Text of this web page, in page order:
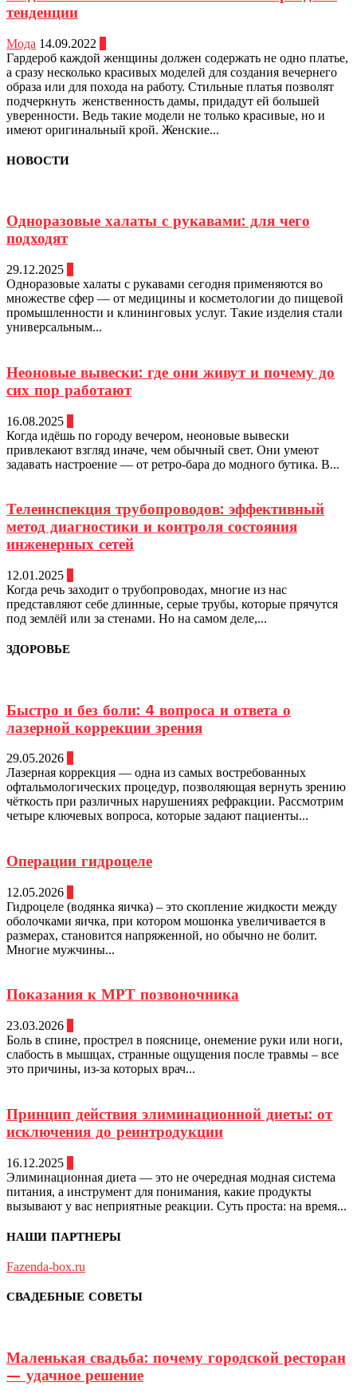
тенденции
Мода 14.09.2022
Гардероб каждой женщины должен содержать не одно платье,
а сразу несколько красивых моделей для создания вечернего
образа или для похода на работу. Стильные платья позволят
подчеркнуть женственность дамы, придадут ей большей
уверенности. Ведь такие модели не только красивые, но и
имеют оригинальный крой. Женские...
НОВОСТИ
Одноразовые халаты с рукавами: для чего
подходят
29.12.2025
Одноразовые халаты с рукавами сегодня применяются во
множестве сфер — от медицины и косметологии до пищевой
промышленности и клининговых услуг. Такие изделия стали
универсальным...
Неоновые вывески: где они живут и почему до
сих пор работают
16.08.2025
Когда идёшь по городу вечером, неоновые вывески
привлекают взгляд иначе, чем обычный свет. Они умеют
задавать настроение — от ретро-бара до модного бутика. В...
Телеинспекция трубопроводов: эффективный
метод диагностики и контроля состояния
инженерных сетей
12.01.2025
Когда речь заходит о трубопроводах, многие из нас
представляют себе длинные, серые трубы, которые прячутся
под землёй или за стенами. Но на самом деле,...
ЗДОРОВЬЕ
Быстро и без боли: 4 вопроса и ответа о
лазерной коррекции зрения
29.05.2026
Лазерная коррекция — одна из самых востребованных
офтальмологических процедур, позволяющая вернуть зрению
чёткость при различных нарушениях рефракции. Рассмотрим
четыре ключевых вопроса, которые задают пациенты...
Операции гидроцеле
12.05.2026
Гидроцеле (водянка яичка) – это скопление жидкости между
оболочками яичка, при котором мошонка увеличивается в
размерах, становится напряженной, но обычно не болит.
Многие мужчины...
Показания к МРТ позвоночника
23.03.2026
Боль в спине, прострел в пояснице, онемение руки или ноги,
слабость в мышцах, странные ощущения после травмы – все
это причины, из-за которых врач...
Принцип действия элиминационной диеты: от
исключения до реинтродукции
16.12.2025
Элиминационная диета — это не очередная модная система
питания, а инструмент для понимания, какие продукты
вызывают у вас неприятные реакции. Суть проста: на время...
НАШИ ПАРТНЕРЫ
Fazenda-box.ru
СВАДЕБНЫЕ СОВЕТЫ
Маленькая свадьба: почему городской ресторан
— удачное решение